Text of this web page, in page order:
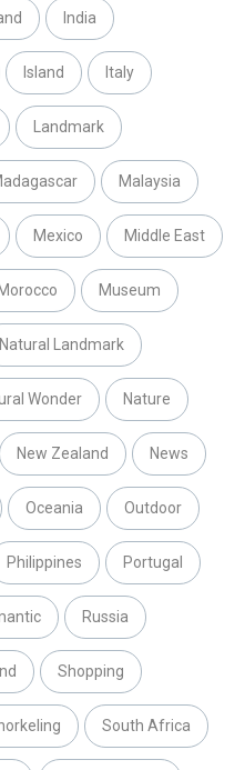
India
Island Italy
Landmark
Malaysia
Mexico Middle East
Morocco Museum
Natural Landmark
Wonder Nature
New Zealand News
Oceania Outdoor
Philippines Portugal
Russia
Shopping
South Africa